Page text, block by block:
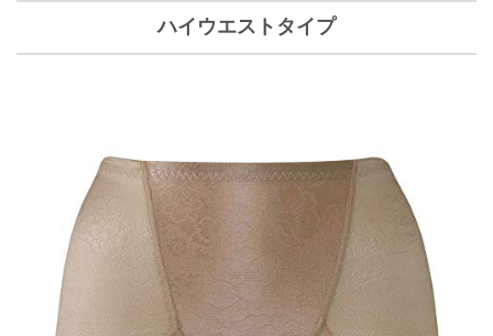
ハイウエストタイプ